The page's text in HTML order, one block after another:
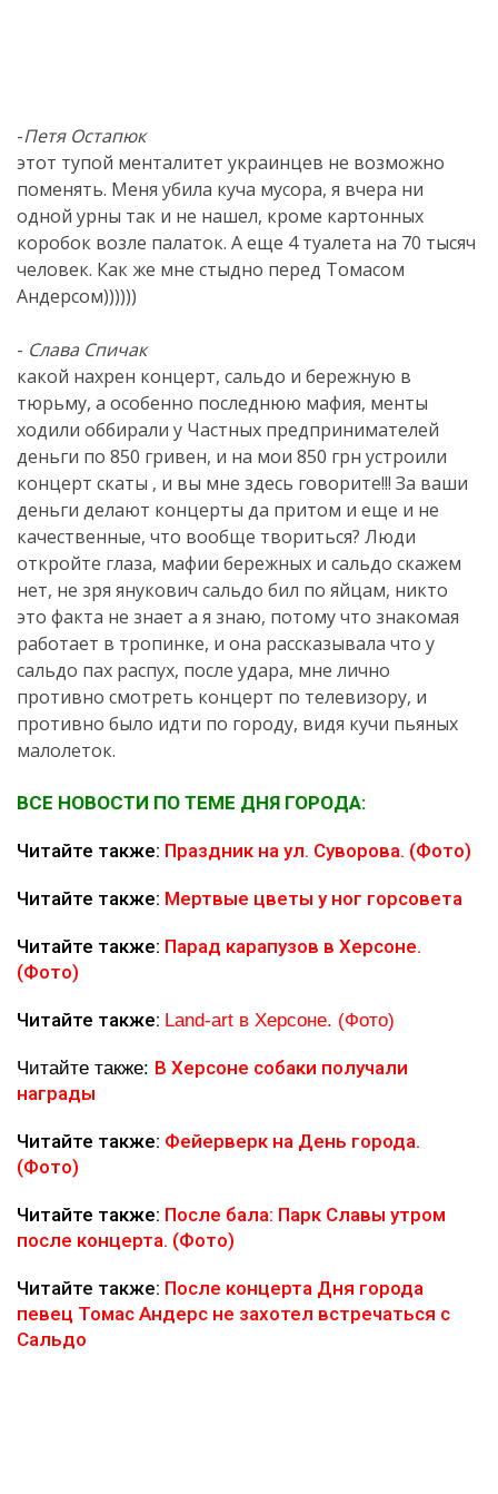
-Петя Остапюк
этот тупой менталитет украинцев не возможно
поменять. Меня убила куча мусора, я вчера ни
одной урны так и не нашел, кроме картонных
коробок возле палаток. А еще 4 туалета на 70 тысяч
человек. Как же мне стыдно перед Томасом
Андерсом))))))
- Слава Спичак
какой нахрен концерт, сальдо и бережную в
тюрьму, а особенно последнюю мафия, менты
ходили оббирали у Частных предпринимателей
деньги по 850 гривен, и на мои 850 грн устроили
концерт скаты , и вы мне здесь говорите!!! За ваши
деньги делают концерты да притом и еще и не
качественные, что вообще твориться? Люди
откройте глаза, мафии бережных и сальдо скажем
нет, не зря янукович сальдо бил по яйцам, никто
это факта не знает а я знаю, потому что знакомая
работает в тропинке, и она рассказывала что у
сальдо пах распух, после удара, мне лично
противно смотреть концерт по телевизору, и
противно было идти по городу, видя кучи пьяных
малолеток.
ВСЕ НОВОСТИ ПО ТЕМЕ ДНЯ ГОРОДА:
Читайте также: Праздник на ул. Суворова. (Фото)
Читайте также: Мертвые цветы у ног горсовета
Читайте также: Парад карапузов в Херсоне.
(Фото)
Читайте также: Land-art в Херсоне. (Фото)
Читайте также: В Херсоне собаки получали
награды
Читайте также: Фейерверк на День города.
(Фото)
Читайте также: После бала: Парк Славы утром
после концерта. (Фото)
Читайте также: После концерта Дня города
певец Томас Андерс не захотел встречаться с
Сальдо